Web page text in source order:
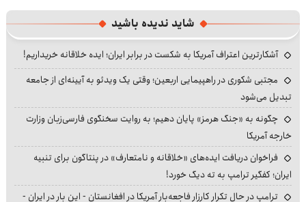
شاید ندیده باشید
آشکارترین اعتراف آمریکا به شکست در برابر ایران؛ ایده خلاقانه خریداریم!
مجتبی شکوری در راهپیمایی اربعین؛ وقتی یک ویدئو به آیینه‌ای از جامعه
تبدیل می‌شود
چگونه به «جنگ هرمز» پایان دهیم؛ به روایت سخنگوی فارسی‌زبان وزارت
خارجه آمریکا
فراخوان دریافت ایده‌های «خلاقانه و نامتعارف» در پنتاگون برای تنبیه
ایران؛ کفگیر ترامپ به ته دیگ خورد!
ترامپ در حال تکرار کارزار فاجعه‌بار آمریکا در افغانستان - این بار در ایران -